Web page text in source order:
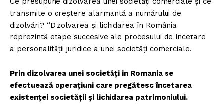
transmite o creştere alarmantă a numărului de
dizolvări? “Dizolvarea şi lichidarea în România
reprezintă etape succesive ale procesului de încetare
a personalităţii juridice a unei societăţi comerciale.
Prin dizolvarea unei societăţi in Romania se
efectuează operaţiuni care pregătesc încetarea
existenţei societăţii şi lichidarea patrimoniului.